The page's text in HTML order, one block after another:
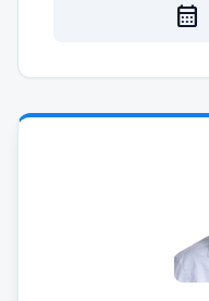
calendar_month